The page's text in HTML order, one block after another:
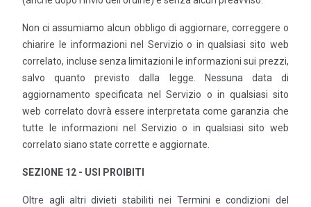
Non ci assumiamo alcun obbligo di aggiornare, correggere o
chiarire le informazioni nel Servizio o in qualsiasi sito web
correlato, incluse senza limitazioni le informazioni sui prezzi,
salvo quanto previsto dalla legge. Nessuna data di
aggiornamento specificata nel Servizio o in qualsiasi sito
web correlato dovrà essere interpretata come garanzia che
tutte le informazioni nel Servizio o in qualsiasi sito web
correlato siano state corrette e aggiornate.
SEZIONE 12 - USI PROIBITI
Oltre agli altri divieti stabiliti nei Termini e condizioni del